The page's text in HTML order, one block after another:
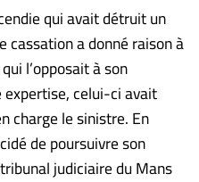
qui avait détruit un
cassation a donné raison à
l’opposait à son
celui-ci avait
charge le sinistre. En
de poursuivre son
judiciaire du Mans